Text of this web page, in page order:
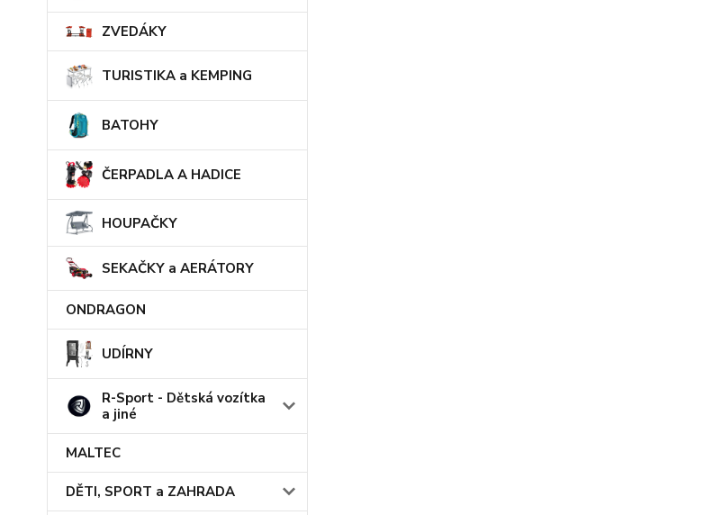
ZVEDÁKY
TURISTIKA a KEMPING
BATOHY
ČERPADLA A HADICE
HOUPAČKY
SEKAČKY a AERÁTORY
ONDRAGON
UDÍRNY
R-Sport - Dětská vozítka
a jiné
MALTEC
DĚTI, SPORT a ZAHRADA